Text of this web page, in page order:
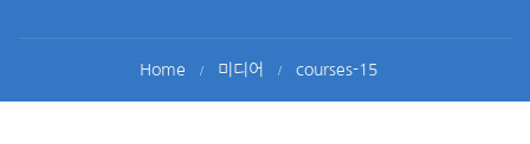
Home 미디어 courses-15